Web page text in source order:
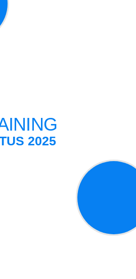
2025